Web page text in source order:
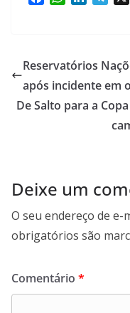
b
o
o
k
s
A
p
p
e
d
I
n
g
r
a
m
Reservatórios
após incidente em
De Salto para a
Deixe um
O seu endereço de e-
obrigatórios são
Comentário *